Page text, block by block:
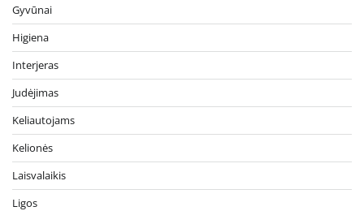
Gyvūnai
Higiena
Interjeras
Judėjimas
Keliautojams
Kelionės
Laisvalaikis
Ligos